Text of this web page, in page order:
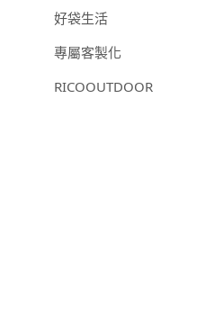
- RICOCAFEＸ我是馬克｜1
2星座
好袋生活
專屬客製化
RICOOUTDOOR